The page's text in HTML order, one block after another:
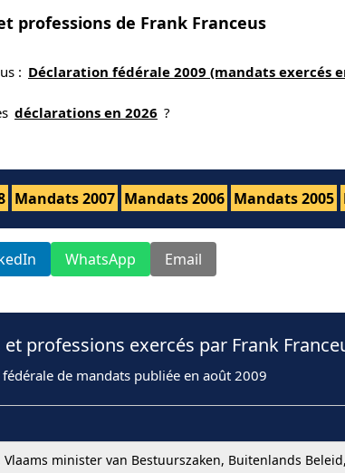
professions de Frank Franceus
: Déclaration fédérale 2009 (mandats exercés
déclarations en 2026 ?
Mandats 2007 Mandats 2006 Mandats 2005
WhatsApp Email
professions exercés par Frank
de mandats publiée en août 2009
minister van Bestuurszaken, Buitenlands